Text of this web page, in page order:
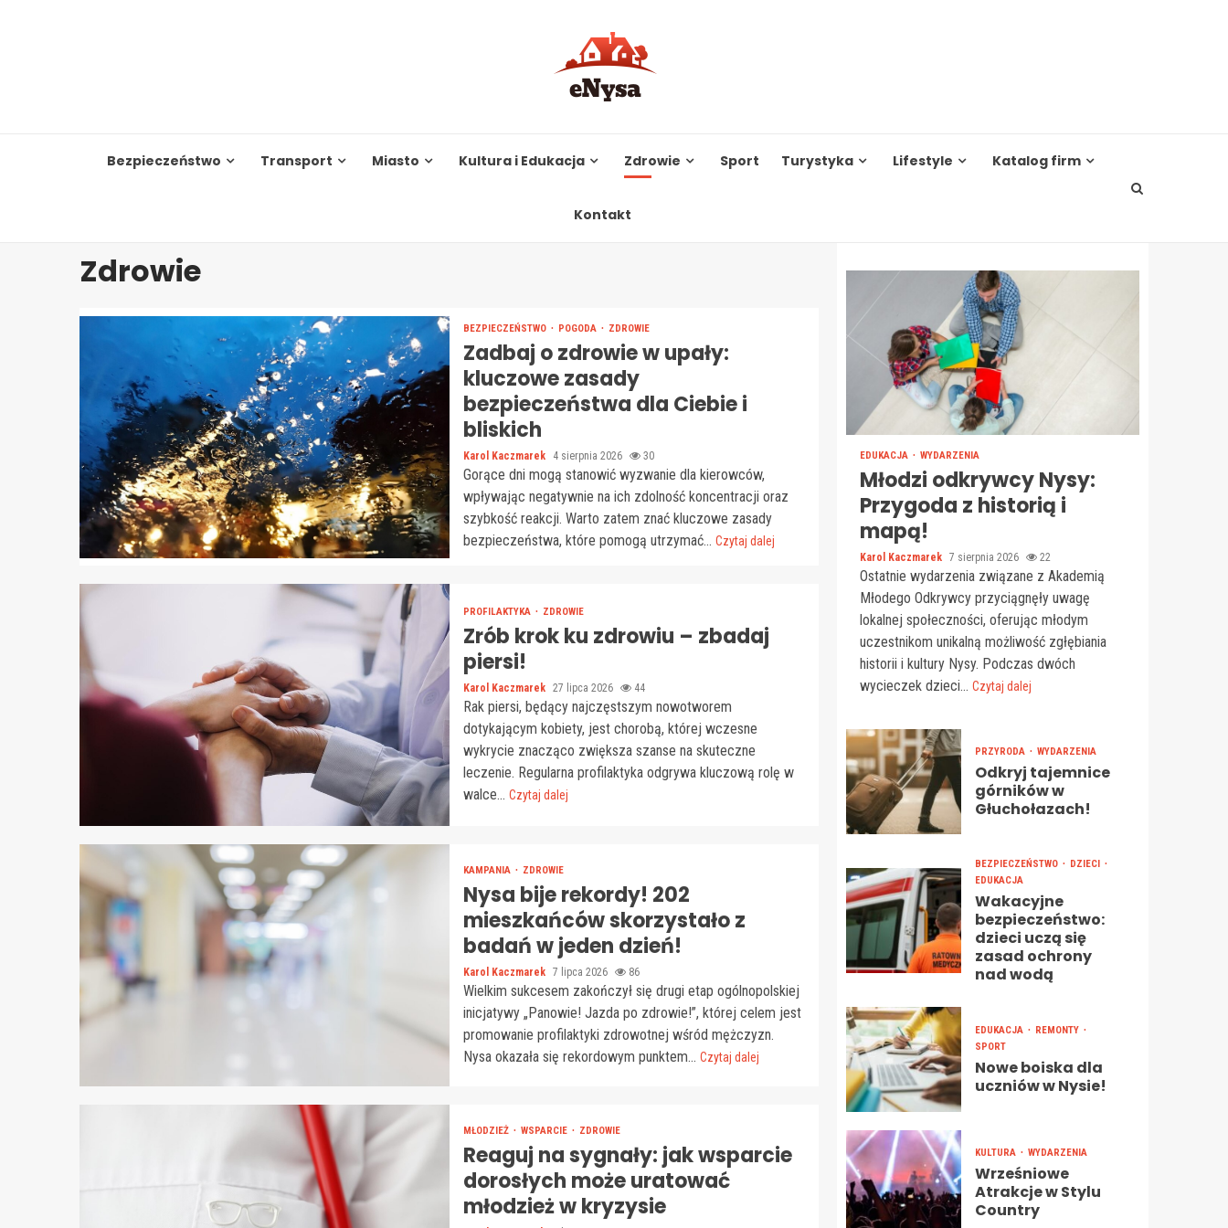
Bezpieczeństwo Transport Miasto Kultura i Edukacja Zdrowie Sport Turystyka Lifestyle Katalog firm
Kontakt
Zdrowie
BEZPIECZEŃSTWO POGODA ZDROWIE
Zadbaj o zdrowie w upały:
kluczowe zasady
bezpieczeństwa dla Ciebie i
bliskich
Karol Kaczmarek 4 sierpnia 2026 30
Gorące dni mogą stanowić wyzwanie dla kierowców,
wpływając negatywnie na ich zdolność koncentracji oraz
szybkość reakcji. Warto zatem znać kluczowe zasady
bezpieczeństwa, które pomogą utrzymać... Czytaj dalej
PROFILAKTYKA ZDROWIE
Zrób krok ku zdrowiu – zbadaj
piersi!
Karol Kaczmarek 27 lipca 2026 44
Rak piersi, będący najczęstszym nowotworem
dotykającym kobiety, jest chorobą, której wczesne
wykrycie znacząco zwiększa szanse na skuteczne
leczenie. Regularna profilaktyka odgrywa kluczową rolę w
walce... Czytaj dalej
KAMPANIA ZDROWIE
Nysa bije rekordy! 202
mieszkańców skorzystało z
badań w jeden dzień!
Karol Kaczmarek 7 lipca 2026 86
Wielkim sukcesem zakończył się drugi etap ogólnopolskiej
inicjatywy „Panowie! Jazda po zdrowie!”, której celem jest
promowanie profilaktyki zdrowotnej wśród mężczyzn.
Nysa okazała się rekordowym punktem... Czytaj dalej
MŁODZIEŻ WSPARCIE ZDROWIE
Reaguj na sygnały: jak wsparcie
dorosłych może uratować
młodzież w kryzysie
EDUKACJA WYDARZENIA
Młodzi odkrywcy Nysy:
Przygoda z historią i
mapą!
Karol Kaczmarek 7 sierpnia 2026 22
Ostatnie wydarzenia związane z Akademią
Młodego Odkrywcy przyciągnęły uwagę
lokalnej społeczności, oferując młodym
uczestnikom unikalną możliwość zgłębiania
historii i kultury Nysy. Podczas dwóch
wycieczek dzieci... Czytaj dalej
PRZYRODA WYDARZENIA
Odkryj tajemnice
górników w
Głuchołazach!
BEZPIECZEŃSTWO
DZIECI
EDUKACJA
Wakacyjne
bezpieczeństwo:
dzieci uczą się
zasad ochrony
nad wodą
EDUKACJA
REMONTY
SPORT
Nowe boiska dla
uczniów w Nysie!
KULTURA WYDARZENIA
Wrześniowe
Atrakcje w Stylu
Country